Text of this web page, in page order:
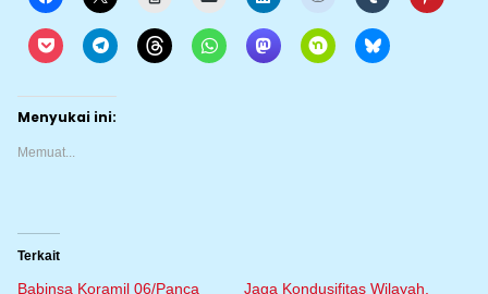
Menyukai ini:
Memuat...
Terkait
Babinsa Koramil 06/Panca Jaga Kondusifitas Wilayah,